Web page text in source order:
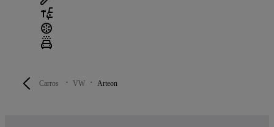
Carros VW Arteon